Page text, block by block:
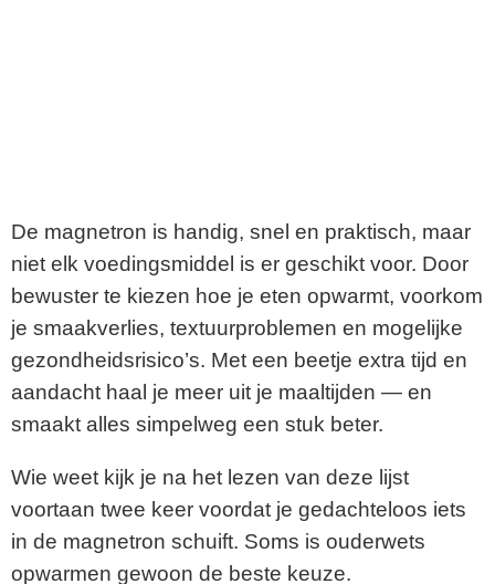
De magnetron is handig, snel en praktisch, maar
niet elk voedingsmiddel is er geschikt voor. Door
bewuster te kiezen hoe je eten opwarmt, voorkom
je smaakverlies, textuurproblemen en mogelijke
gezondheidsrisico’s. Met een beetje extra tijd en
aandacht haal je meer uit je maaltijden — en
smaakt alles simpelweg een stuk beter.
Wie weet kijk je na het lezen van deze lijst
voortaan twee keer voordat je gedachteloos iets
in de magnetron schuift. Soms is ouderwets
opwarmen gewoon de beste keuze.